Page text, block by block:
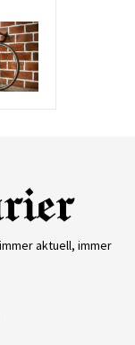
aktuell, immer